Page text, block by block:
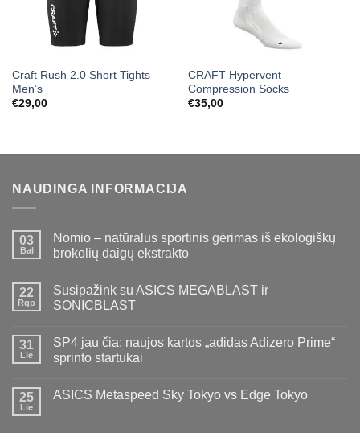
Craft Rush 2.0 Short Tights
Men’s
€29,00
CRAFT Hypervent
Compression Socks
€35,00
NAUDINGA INFORMACIJA
03
Bal
Nomio – natūralus sportinis gėrimas iš ekologiškų
brokolių daigų ekstrakto
22
Rgp
Susipažink su ASICS MEGABLAST ir
SONICBLAST
31
Lie
SP4 jau čia: naujos kartos „adidas Adizero Prime“
sprinto startukai
25
Lie
ASICS Metaspeed Sky Tokyo vs Edge Tokyo